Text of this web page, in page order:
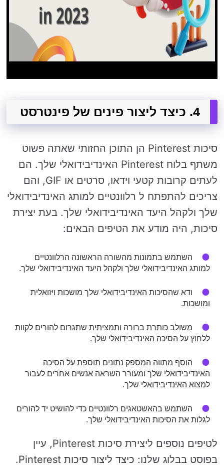
4. כיצד ליצור פינים של פינטרסט
סיכות Pinterest הן התוכן החזותי שאתה פשוט
משתף בלוח Pinterest האינדיבידואלי שלך. הם
לעתים קרובות קטעי וידאו, סרטים או GIF, והם
צריכים להתפתח ל רלוונטיים למותג האינדיבידואלי
שלך ולקהל היעד האינדיבידואלי שלך. בעת יצירת
סיכות, היה מודע את הטיפים הבאים:
השתמש בתמונות מהשורה הראשונה הרלוונטיים
למותג האינדיבידואלי שלך ולקהל היעד האינדיבידואלי שלך.
ודא שהסיכות האינדיבידואלי שלך מושכות ויזואלית
ומושכות.
משולב כותרת ברורה ותמציתית שתגרום להורים לקוות
ללחוץ על הסיכה האינדיבידואלי שלך.
הוסף מתווה המספק נתונים תוספת על הסיכה
האינדיבידואלי שלך ומעורר השראה אנשים אחרים לעבור
למצוא האינדיבידואלי שלך.
השתמש בהאשטאגים רלוונטיים כדי להושיט יד להורים
לגלות את הסיכות האינדיבידואלי שלך.
לטיפים נוספים ליצירת סיכות Pinterest, עיין
בפוסט בבלוג שלנו: כיצד ליצור סיכות Pinterest .